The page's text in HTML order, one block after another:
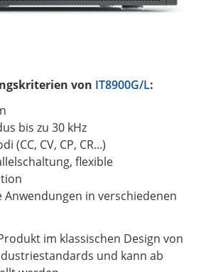
von IT8900G/L:
bis zu 30 kHz
(CC, CV, CP, CR...)
flexible
Anwendungen in verschiedenen
im klassischen Design von
und kann ab